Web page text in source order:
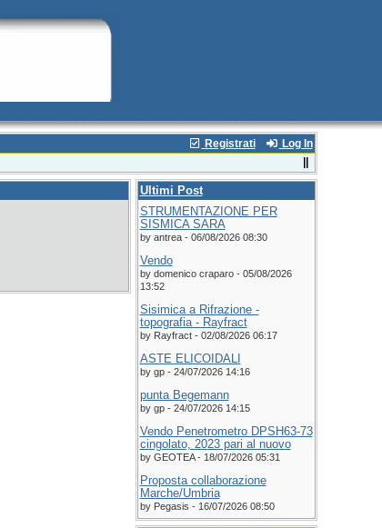
Registrati Log In
Ultimi Post
STRUMENTAZIONE PER
SISMICA SARA
by antrea - 06/08/2026 08:30
Vendo
by domenico craparo - 05/08/2026
13:52
Sisimica a Rifrazione -
topografia - Rayfract
by Rayfract - 02/08/2026 06:17
ASTE ELICOIDALI
by gp - 24/07/2026 14:16
punta Begemann
by gp - 24/07/2026 14:15
Vendo Penetrometro DPSH63-73
cingolato, 2023 pari al nuovo
by GEOTEA - 18/07/2026 05:31
Proposta collaborazione
Marche/Umbria
by Pegasis - 16/07/2026 08:50